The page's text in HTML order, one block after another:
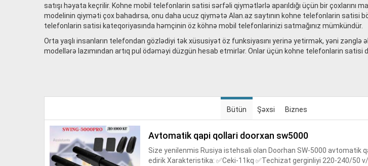
satışı həyata keçrilir. Kohne mobil telefonlarin satisi sərfəli qiymətlərlə aparıldığı üçün bir çoxlarını
modelinin qiyməti çox bahadırsa, onu daha ucuz qiymətə Alan.az saytının kohne telefonlarin satisi
telefonlarin satisi kateqoriyasında həmçinin öz köhnə mobil telefonlarinizi satmağınız mümkündür.
Orta yaşlı insanların telefondan gözlədiyi tək xüsusiyət öz funksiyasını yerinə yetirmək, yəni zənglə
modellərə lazımından artıq pul ödəməyi düzgün hesab etmirlər. Onlar üçün kohne telefonlarin satisi
Bütün Şəxsi Biznes
avtomatik qapi qollari doorxan sw5000
Size yenilenmis Rusiya istehsali olan Doorhan SW-5000 avtomatik
edirik Xarakteristika: ✅Ceki-11kq ✅Techizat gerginliyi 220-240/50 v/